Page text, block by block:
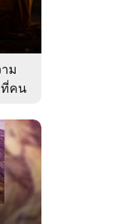
ม
ที่คน